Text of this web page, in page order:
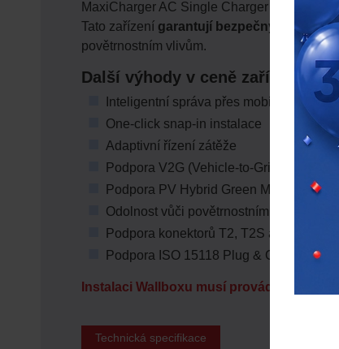
MaxiCharger AC Single Charger splňuje
Tato zařízení garantují bezpečný,
povětrnostním vlivům.
Další výhody v ceně zařízení
Inteligentní správa přes mobilní aplikaci
One-click snap-in instalace
Adaptivní řízení zátěže
Podpora V2G (Vehicle-to-Grid) na úrovni
Podpora PV Hybrid Green Mode pro
Odolnost vůči povětrnostním podmínkám
Podpora konektorů T2, T2S a T2 kabel
Podpora ISO 15118 Plug & Charge
Instalaci Wallboxu musí provádět
Technická specifikace